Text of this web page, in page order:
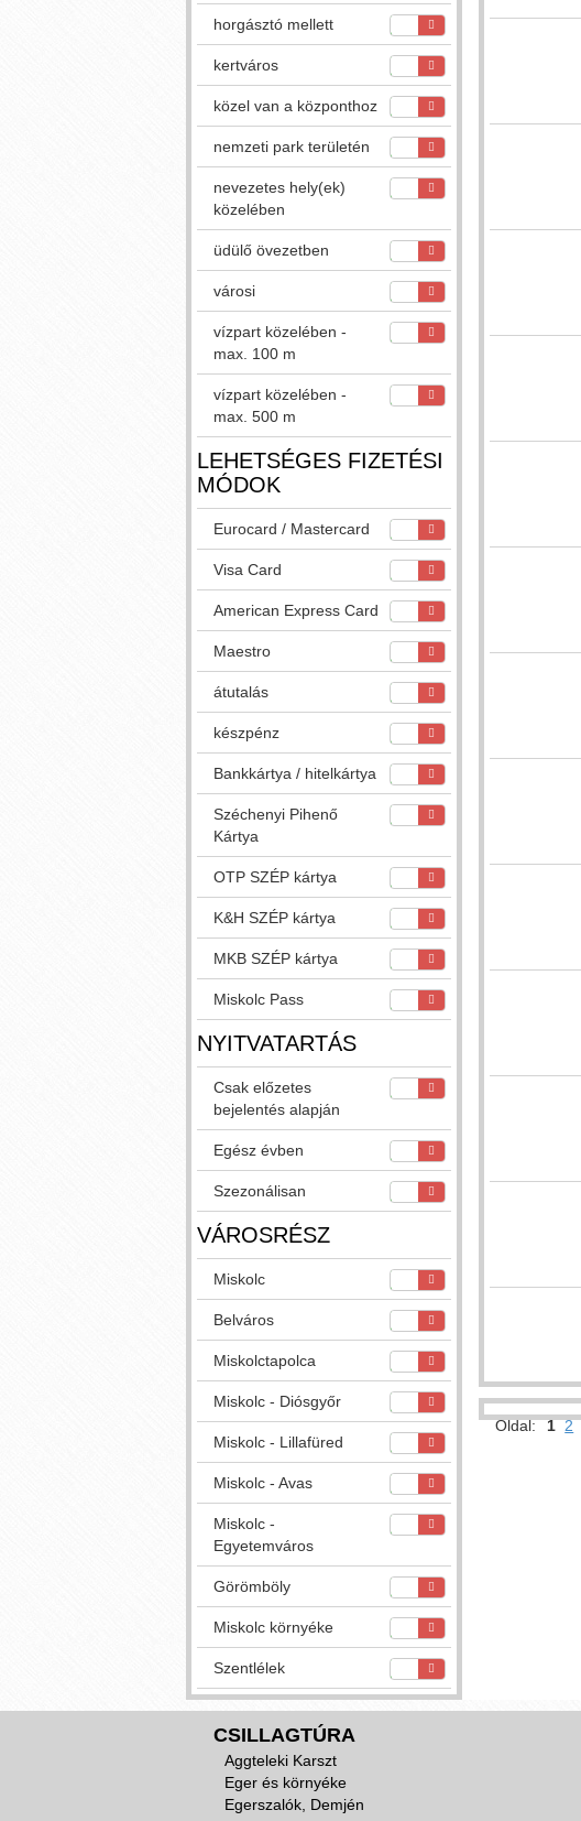
horgásztó mellett
kertváros
közel van a központhoz
nemzeti park területén
nevezetes hely(ek)
közelében
üdülő övezetben
városi
vízpart közelében -
max. 100 m
vízpart közelében -
max. 500 m
LEHETSÉGES FIZETÉSI
MÓDOK
Eurocard / Mastercard
Visa Card
American Express Card
Maestro
átutalás
készpénz
Bankkártya / hitelkártya
Széchenyi Pihenő
Kártya
OTP SZÉP kártya
K&H SZÉP kártya
MKB SZÉP kártya
Miskolc Pass
NYITVATARTÁS
Csak előzetes
bejelentés alapján
Egész évben
Szezonálisan
VÁROSRÉSZ
Miskolc
Belváros
Miskolctapolca
Miskolc - Diósgyőr
Miskolc - Lillafüred
Miskolc - Avas
Miskolc -
Egyetemváros
Görömböly
Miskolc környéke
Szentlélek
Oldal: 1 2
CSILLAGTÚRA
Aggteleki Karszt
Eger és környéke
Egerszalók, Demjén